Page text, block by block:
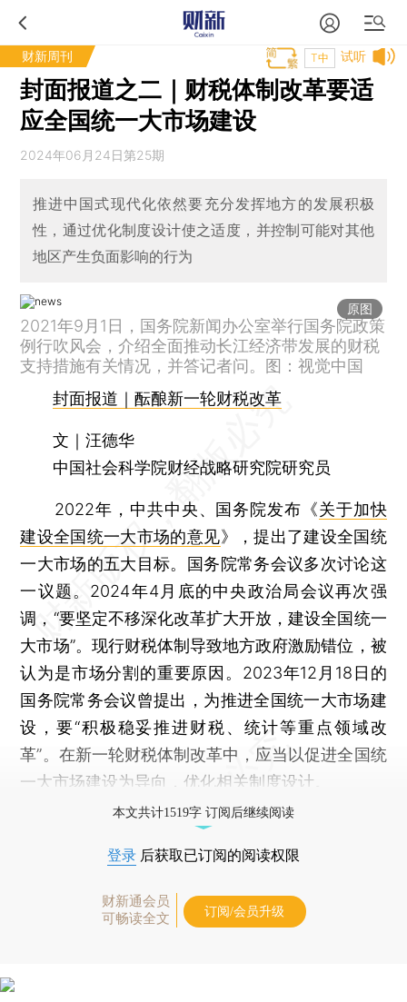
财新周刊 试听
T中
封面报道之二｜财税体制改革要适
应全国统一大市场建设
2024年06月24日第25期
推进中国式现代化依然要充分发挥地方的发展积极
性，通过优化制度设计使之适度，并控制可能对其他
地区产生负面影响的行为
原图
2021年9月1日，国务院新闻办公室举行国务院政策
例行吹风会，介绍全面推动长江经济带发展的财税
支持措施有关情况，并答记者问。图：视觉中国
封面报道｜酝酿新一轮财税改革
文｜汪德华
中国社会科学院财经战略研究院研究员
2022年，中共中央、国务院发布《关于加快
建设全国统一大市场的意见》，提出了建设全国统
一大市场的五大目标。国务院常务会议多次讨论这
一议题。2024年4月底的中央政治局会议再次强
调，“要坚定不移深化改革扩大开放，建设全国统一
大市场”。现行财税体制导致地方政府激励错位，被
认为是市场分割的重要原因。2023年12月18日的
国务院常务会议曾提出，为推进全国统一大市场建
设，要“积极稳妥推进财税、统计等重点领域改
革”。在新一轮财税体制改革中，应当以促进全国统
一大市场建设为导向，优化相关制度设计。
本文共计1519字 订阅后继续阅读
登录 后获取已订阅的阅读权限
财新通会员
可畅读全文
订阅/会员升级